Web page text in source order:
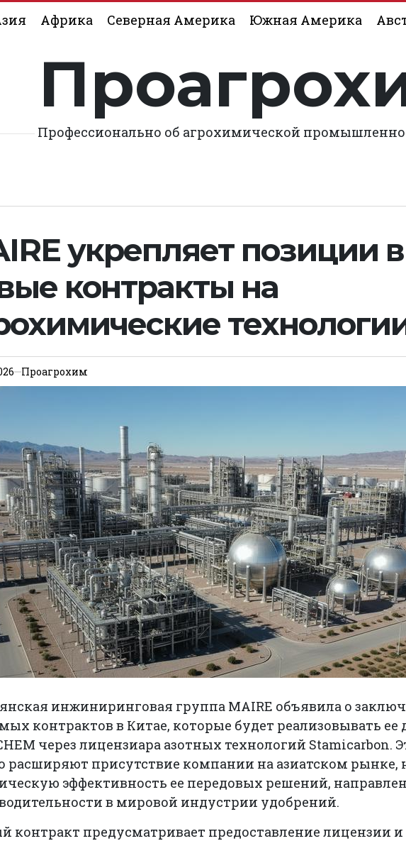
Африка Северная Америка Южная Америка
Профессионально об агрохимической
укрепляет позиции
контракты на
Проагрохим
инжиниринговая группа MAIRE объявила о
контрактов в Китае, которые будет реализовывать
через лицензиара азотных технологий Stamicarbon.
расширяют присутствие компании на азиатском
эффективность ее передовых решений,
в мировой индустрии удобрений.
контракт предусматривает предоставление лицензии